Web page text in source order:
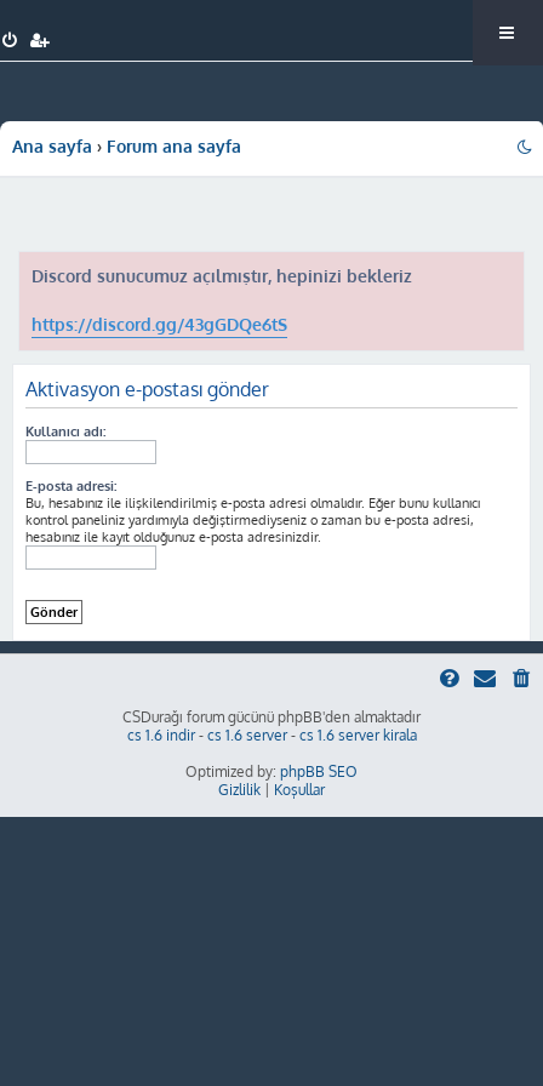
Ana sayfa Forum ana sayfa
Discord sunucumuz açılmıştır, hepinizi bekleriz
https://discord.gg/43gGDQe6tS
Aktivasyon e-postası gönder
Kullanıcı adı:
E-posta adresi:
Bu, hesabınız ile ilişkilendirilmiş e-posta adresi olmalıdır. Eğer bunu kullanıcı
kontrol paneliniz yardımıyla değiştirmediyseniz o zaman bu e-posta adresi,
hesabınız ile kayıt olduğunuz e-posta adresinizdir.
CSDurağı forum gücünü phpBB'den almaktadır
cs 1.6 indir- cs 1.6 server- cs 1.6 server kirala
Optimized by: phpBB SEO
Gizlilik
Koşullar